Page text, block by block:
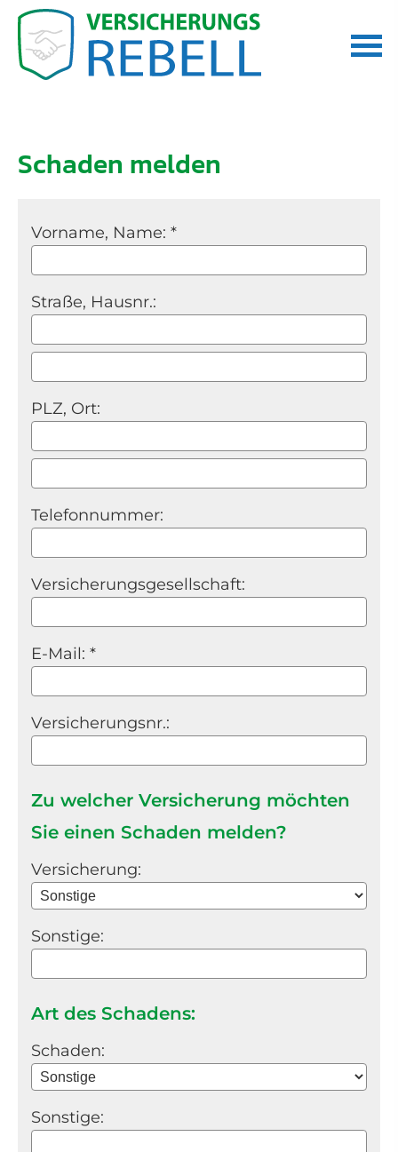
Schaden melden
Vorname, Name: *
Straße, Hausnr.:
PLZ, Ort:
Telefonnummer:
Versicherungsgesellschaft:
E-Mail: *
Versicherungsnr.:
Zu welcher Versicherung möchten
Sie einen Schaden melden?
Versicherung:
Sonstige:
Art des Schadens:
Schaden:
Sonstige: